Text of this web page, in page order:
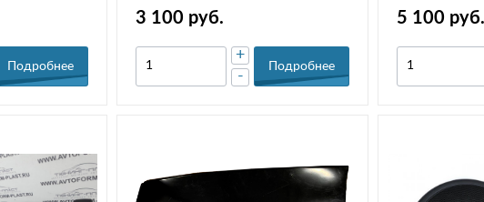
Подробнее
3 100 руб.
-
+
Подробнее
5 100 руб.